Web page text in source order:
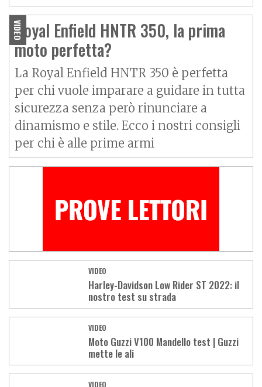
VIDEO
Royal Enfield HNTR 350, la prima
moto perfetta?
La Royal Enfield HNTR 350 è perfetta
per chi vuole imparare a guidare in tutta
sicurezza senza però rinunciare a
dinamismo e stile. Ecco i nostri consigli
per chi è alle prime armi
VIDEO
Harley-Davidson Low Rider ST 2022: il
nostro test su strada
VIDEO
Moto Guzzi V100 Mandello test | Guzzi
mette le ali
VIDEO